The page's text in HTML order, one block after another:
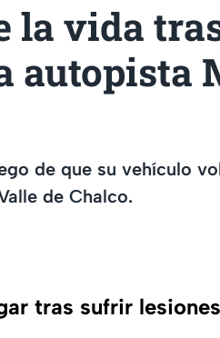
la vida
autopista
de que su vehículo
de Chalco.
tras sufrir